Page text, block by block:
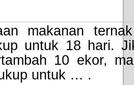
makanan
untuk 18 hari.
10 ekor,
untuk … .